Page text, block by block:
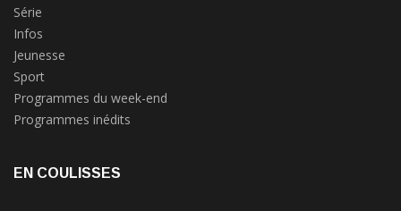
Série
Infos
Jeunesse
Sport
Programmes du week-end
Programmes inédits
EN COULISSES